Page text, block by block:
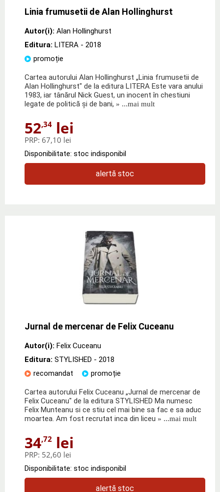
Linia frumusetii de Alan Hollinghurst
Autor(i): Alan Hollinghurst
Editura: LITERA - 2018
promoție
Cartea autorului Alan Hollinghurst „Linia frumusetii de
Alan Hollinghurst" de la editura LITERA Este vara anului
1983, iar tânărul Nick Guest, un inocent în chestiuni
legate de politică şi de bani, » ...mai mult
52,34 lei
PRP: 67,10 lei
Disponibilitate: stoc indisponibil
alertă stoc
Jurnal de mercenar de Felix Cuceanu
Autor(i): Felix Cuceanu
Editura: STYLISHED - 2018
recomandat
promoție
Cartea autorului Felix Cuceanu „Jurnal de mercenar de
Felix Cuceanu" de la editura STYLISHED Ma numesc
Felix Munteanu si ce stiu cel mai bine sa fac e sa aduc
moartea. Am fost recrutat inca din liceu » ...mai mult
34,72 lei
PRP: 52,60 lei
Disponibilitate: stoc indisponibil
alertă stoc